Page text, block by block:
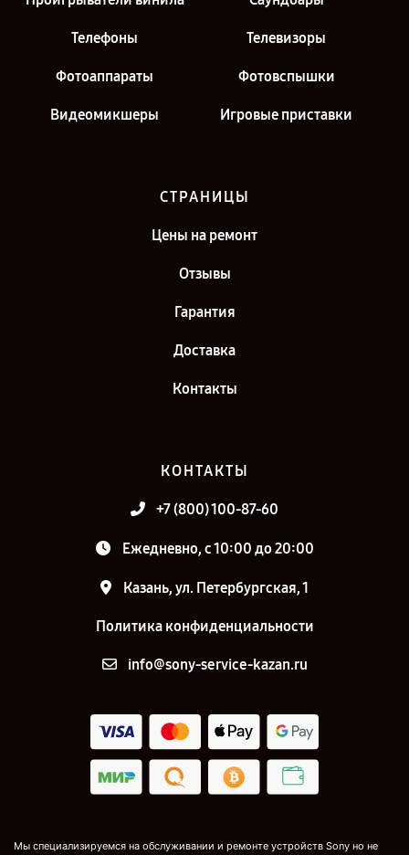
Телефоны Телевизоры
Фотоаппараты Фотовспышки
Видеомикшеры Игровые приставки
СТРАНИЦЫ
Цены на ремонт
Отзывы
Гарантия
Доставка
Контакты
КОНТАКТЫ
+7 (800) 100-87-60
Ежедневно, с 10:00 до 20:00
Казань, ул. Петербургская, 1
Политика конфиденциальности
info@sony-service-kazan.ru
Мы специализируемся на обслуживании и ремонте устройств Sony но не